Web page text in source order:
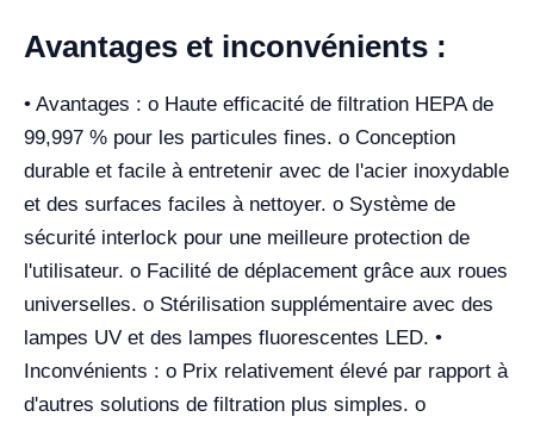
Avantages et inconvénients :
• Avantages : o Haute efficacité de filtration HEPA de
99,997 % pour les particules fines. o Conception
durable et facile à entretenir avec de l'acier inoxydable
et des surfaces faciles à nettoyer. o Système de
sécurité interlock pour une meilleure protection de
l'utilisateur. o Facilité de déplacement grâce aux roues
universelles. o Stérilisation supplémentaire avec des
lampes UV et des lampes fluorescentes LED. •
Inconvénients : o Prix relativement élevé par rapport à
d'autres solutions de filtration plus simples. o